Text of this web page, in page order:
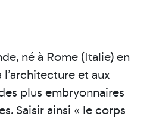
né à Rome (Italie) en
l’architecture et aux
plus embryonnaires
Saisir ainsi « le corps